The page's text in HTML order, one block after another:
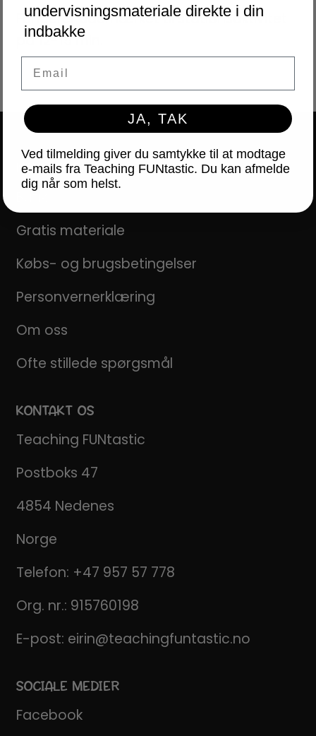
Fungerer udemærket til stationsaktivitet
på 12-15 min.
NAVIGATION
Butik
Gratis materiale
Købs- og brugsbetingelser
Personvernerklæring
Om oss
Ofte stillede spørgsmål
KONTAKT OS
Teaching FUNtastic
Postboks 47
4854 Nedenes
Norge
Telefon: +47 957 57 778
Org. nr.: 915760198
E-post: eirin@teachingfuntastic.no
SOCIALE MEDIER
Facebook
undervisningsmateriale direkte i din
indbakke
JA, TAK
Ved tilmelding giver du samtykke til at modtage
e-mails fra Teaching FUNtastic. Du kan afmelde
dig når som helst.